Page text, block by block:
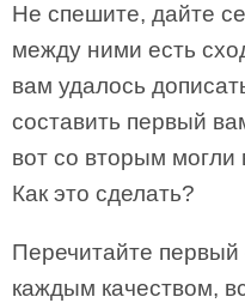
Не спешите, дайте
между ними есть
вам удалось
составить первый
вот со вторым могли
Как это сделать?
Перечитайте
каждым качеством,